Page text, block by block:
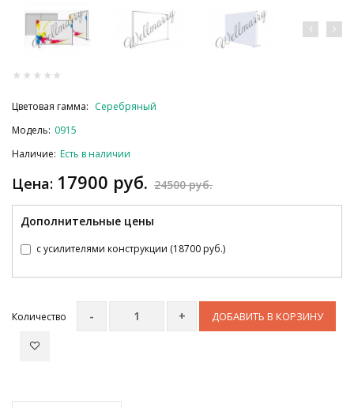
Цветовая гамма: Серебряный
Модель: 0915
Наличие: Есть в наличии
Цена: 17900 руб. 24500 руб.
Дополнительные цены
с усилителями конструкции (18700 руб.)
Количество ДОБАВИТЬ В КОРЗИНУ